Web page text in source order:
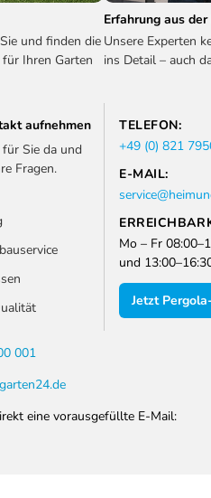
und finden die
Ihren Garten
Erfahrung aus
Unsere Experten
ins Detail – auch
aufnehmen
Sie da und
Fragen.
TELEFON:
+49 (0) 821
E-MAIL:
Mo – Fr
und
Jetzt
001
eine vorausgefüllte E-Mail: